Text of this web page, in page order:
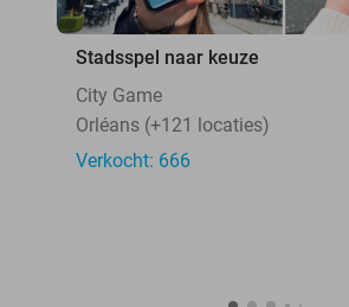
Stadsspel naar keuze
City Game
Orléans (+121 locaties)
Verkocht: 666